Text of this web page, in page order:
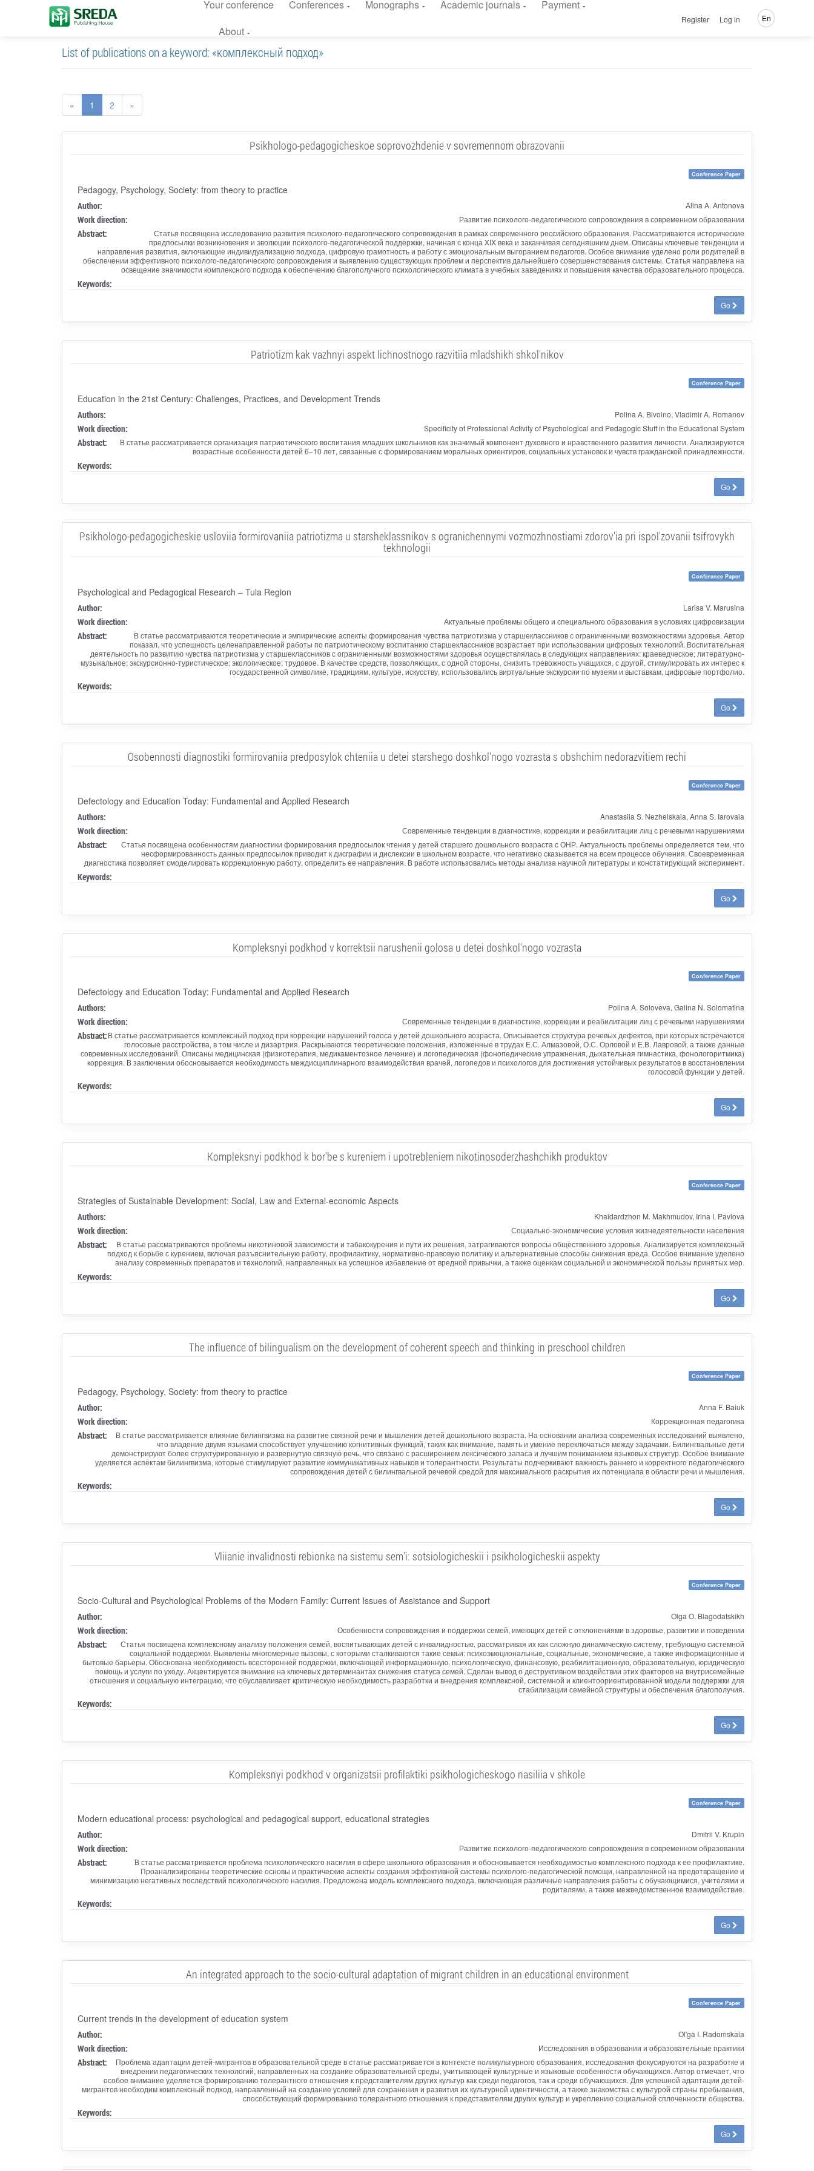
Your conference Conferences Monographs Academic journals
Payment
About
Register Log in En
List of publications on a keyword: «комплексный подход»
« 1 2 »
Psikhologo-pedagogicheskoe soprovozhdenie v sovremennom obrazovanii
Conference Paper
Pedagogy, Psychology, Society: from theory to practice
Author: Alina A. Antonova
Work direction: Развитие психолого-педагогического сопровождения в современном образовании
Abstract:
Статья посвящена исследованию развития психолого-педагогического сопровождения в рамках современного российского образования. Рассматриваются исторические
предпосылки возникновения и эволюции психолого-педагогической поддержки, начиная с конца XIX века и заканчивая сегодняшним днем. Описаны ключевые тенденции и
направления развития, включающие индивидуализацию подхода, цифровую грамотность и работу с эмоциональным выгоранием педагогов. Особое внимание уделено роли родителей в
обеспечении эффективного психолого-педагогического сопровождения и выявлению существующих проблем и перспектив дальнейшего совершенствования системы. Статья направлена на
освещение значимости комплексного подхода к обеспечению благополучного психологического климата в учебных заведениях и повышения качества образовательного процесса.
Keywords:
Go
Patriotizm kak vazhnyi aspekt lichnostnogo razvitiia mladshikh shkol'nikov
Conference Paper
Education in the 21st Century: Challenges, Practices, and Development Trends
Authors: Polina A. Bivoino, Vladimir A. Romanov
Work direction: Specificity of Professional Activity of Psychological and Pedagogic Stuff in the Educational System
Abstract:
В статье рассматривается организация патриотического воспитания младших школьников как значимый компонент духовного и нравственного развития личности. Анализируются
возрастные особенности детей 6–10 лет, связанные с формированием моральных ориентиров, социальных установок и чувств гражданской принадлежности.
Keywords:
Go
Psikhologo-pedagogicheskie usloviia formirovaniia patriotizma u starsheklassnikov s ogranichennymi vozmozhnostiami zdorov'ia pri ispol'zovanii tsifrovykh
tekhnologii
Conference Paper
Psychological and Pedagogical Research – Tula Region
Author: Larisa V. Marusina
Work direction: Актуальные проблемы общего и специального образования в условиях цифровизации
Abstract:
В статье рассматриваются теоретические и эмпирические аспекты формирования чувства патриотизма у старшеклассников с ограниченными возможностями здоровья. Автор
показал, что успешность целенаправленной работы по патриотическому воспитанию старшеклассников возрастает при использовании цифровых технологий. Воспитательная
деятельность по развитию чувства патриотизма у старшеклассников с ограниченными возможностями здоровья осуществлялась в следующих направлениях: краеведческое; литературно-
музыкальное; экскурсионно-туристическое; экологическое; трудовое. В качестве средств, позволяющих, с одной стороны, снизить тревожность учащихся, с другой, стимулировать их интерес к
государственной символике, традициям, культуре, искусству, использовались виртуальные экскурсии по музеям и выставкам, цифровые портфолио.
Keywords:
Go
Osobennosti diagnostiki formirovaniia predposylok chteniia u detei starshego doshkol'nogo vozrasta s obshchim nedorazvitiem rechi
Conference Paper
Defectology and Education Today: Fundamental and Applied Research
Authors: Anastasiia S. Nezhelskaia, Anna S. Iarovaia
Work direction: Современные тенденции в диагностике, коррекции и реабилитации лиц с речевыми нарушениями
Abstract:
Статья посвящена особенностям диагностики формирования предпосылок чтения у детей старшего дошкольного возраста с ОНР. Актуальность проблемы определяется тем, что
несформированность данных предпосылок приводит к дисграфии и дислексии в школьном возрасте, что негативно сказывается на всем процессе обучения. Своевременная
диагностика позволяет смоделировать коррекционную работу, определить ее направления. В работе использовались методы анализа научной литературы и констатирующий эксперимент.
Keywords:
Go
Kompleksnyi podkhod v korrektsii narushenii golosa u detei doshkol'nogo vozrasta
Conference Paper
Defectology and Education Today: Fundamental and Applied Research
Authors: Polina A. Soloveva, Galina N. Solomatina
Work direction: Современные тенденции в диагностике, коррекции и реабилитации лиц с речевыми нарушениями
Abstract:В статье рассматривается комплексный подход при коррекции нарушений голоса у детей дошкольного возраста. Описывается структура речевых дефектов, при которых встречаются
голосовые расстройства, в том числе и дизартрия. Раскрываются теоретические положения, изложенные в трудах Е.С. Алмазовой, О.С. Орловой и Е.В. Лавровой, а также данные
современных исследований. Описаны медицинская (физиотерапия, медикаментозное лечение) и логопедическая (фонопедические упражнения, дыхательная гимнастика, фонологоритмика)
коррекция. В заключении обосновывается необходимость междисциплинарного взаимодействия врачей, логопедов и психологов для достижения устойчивых результатов в восстановлении
голосовой функции у детей.
Keywords:
Go
Kompleksnyi podkhod k bor'be s kureniem i upotrebleniem nikotinosoderzhashchikh produktov
Conference Paper
Strategies of Sustainable Development: Social, Law and External-economic Aspects
Authors: Khaidardzhon M. Makhmudov, Irina I. Pavlova
Work direction: Социально-экономические условия жизнедеятельности населения
Abstract:
В статье рассматриваются проблемы никотиновой зависимости и табакокурения и пути их решения, затрагиваются вопросы общественного здоровья. Анализируется комплексный
подход к борьбе с курением, включая разъяснительную работу, профилактику, нормативно-правовую политику и альтернативные способы снижения вреда. Особое внимание уделено
анализу современных препаратов и технологий, направленных на успешное избавление от вредной привычки, а также оценкам социальной и экономической пользы принятых мер.
Keywords:
Go
The influence of bilingualism on the development of coherent speech and thinking in preschool children
Conference Paper
Pedagogy, Psychology, Society: from theory to practice
Author: Anna F. Baiuk
Work direction: Коррекционная педагогика
Abstract:
В статье рассматривается влияние билингвизма на развитие связной речи и мышления детей дошкольного возраста. На основании анализа современных исследований выявлено,
что владение двумя языками способствует улучшению когнитивных функций, таких как внимание, память и умение переключаться между задачами. Билингвальные дети
демонстрируют более структурированную и развернутую связную речь, что связано с расширением лексического запаса и лучшим пониманием языковых структур. Особое внимание
уделяется аспектам билингвизма, которые стимулируют развитие коммуникативных навыков и толерантности. Результаты подчеркивают важность раннего и корректного педагогического
сопровождения детей с билингвальной речевой средой для максимального раскрытия их потенциала в области речи и мышления.
Keywords:
Go
Vliianie invalidnosti rebionka na sistemu sem'i: sotsiologicheskii i psikhologicheskii aspekty
Conference Paper
Socio-Cultural and Psychological Problems of the Modern Family: Current Issues of Assistance and Support
Author: Olga O. Blagodatskikh
Work direction: Особенности сопровождения и поддержки семей, имеющих детей с отклонениями в здоровье, развитии и поведении
Abstract:
Статья посвящена комплексному анализу положения семей, воспитывающих детей с инвалидностью, рассматривая их как сложную динамическую систему, требующую системной
социальной поддержки. Выявлены многомерные вызовы, с которыми сталкиваются такие семьи: психоэмоциональные, социальные, экономические, а также информационные и
бытовые барьеры. Обоснована необходимость всесторонней поддержки, включающей информационную, психологическую, финансовую, реабилитационную, образовательную, юридическую
помощь и услуги по уходу. Акцентируется внимание на ключевых детерминантах снижения статуса семей. Сделан вывод о деструктивном воздействии этих факторов на внутрисемейные
отношения и социальную интеграцию, что обуславливает критическую необходимость разработки и внедрения комплексной, системной и клиентоориентированной модели поддержки для
стабилизации семейной структуры и обеспечения благополучия.
Keywords:
Go
Kompleksnyi podkhod v organizatsii profilaktiki psikhologicheskogo nasiliia v shkole
Conference Paper
Modern educational process: psychological and pedagogical support, educational strategies
Author: Dmitrii V. Krupin
Work direction: Развитие психолого-педагогического сопровождения в современном образовании
Abstract:
В статье рассматривается проблема психологического насилия в сфере школьного образования и обосновывается необходимостью комплексного подхода к ее профилактике.
Проанализированы теоретические основы и практические аспекты создания эффективной системы психолого-педагогической помощи, направленной на предотвращение и
минимизацию негативных последствий психологического насилия. Предложена модель комплексного подхода, включающая различные направления работы с обучающимися, учителями и
родителями, а также межведомственное взаимодействие.
Keywords:
Go
An integrated approach to the socio-cultural adaptation of migrant children in an educational environment
Conference Paper
Current trends in the development of education system
Author: Ol'ga I. Radomskaia
Work direction: Исследования в образовании и образовательные практики
Abstract:
Проблема адаптации детей-мигрантов в образовательной среде в статье рассматривается в контексте поликультурного образования, исследования фокусируются на разработке и
внедрении педагогических технологий, направленных на создание образовательной среды, учитывающей культурные и языковые особенности обучающихся. Автор отмечает, что
особое внимание уделяется формированию толерантного отношения к представителям других культур как среди педагогов, так и среди обучающихся. Для успешной адаптации детей-
мигрантов необходим комплексный подход, направленный на создание условий для сохранения и развития их культурной идентичности, а также знакомства с культурой страны пребывания,
способствующий формированию толерантного отношения к представителям других культур и укреплению социальной сплоченности общества.
Keywords:
Go